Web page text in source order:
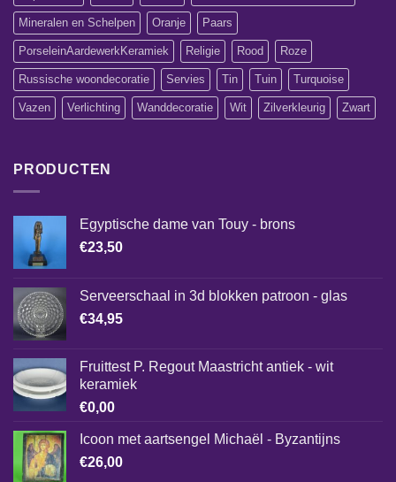
Mineralen en Schelpen Oranje Paars
PorseleinAardewerkKeramiek Religie Rood Roze
Russische woondecoratie Servies Tin Tuin Turquoise
Vazen Verlichting Wanddecoratie Wit Zilverkleurig Zwart
PRODUCTEN
Egyptische dame van Touy - brons
€23,50
Serveerschaal in 3d blokken patroon - glas
€34,95
Fruittest P. Regout Maastricht antiek - wit
keramiek
€0,00
Icoon met aartsengel Michaël - Byzantijns
€26,00